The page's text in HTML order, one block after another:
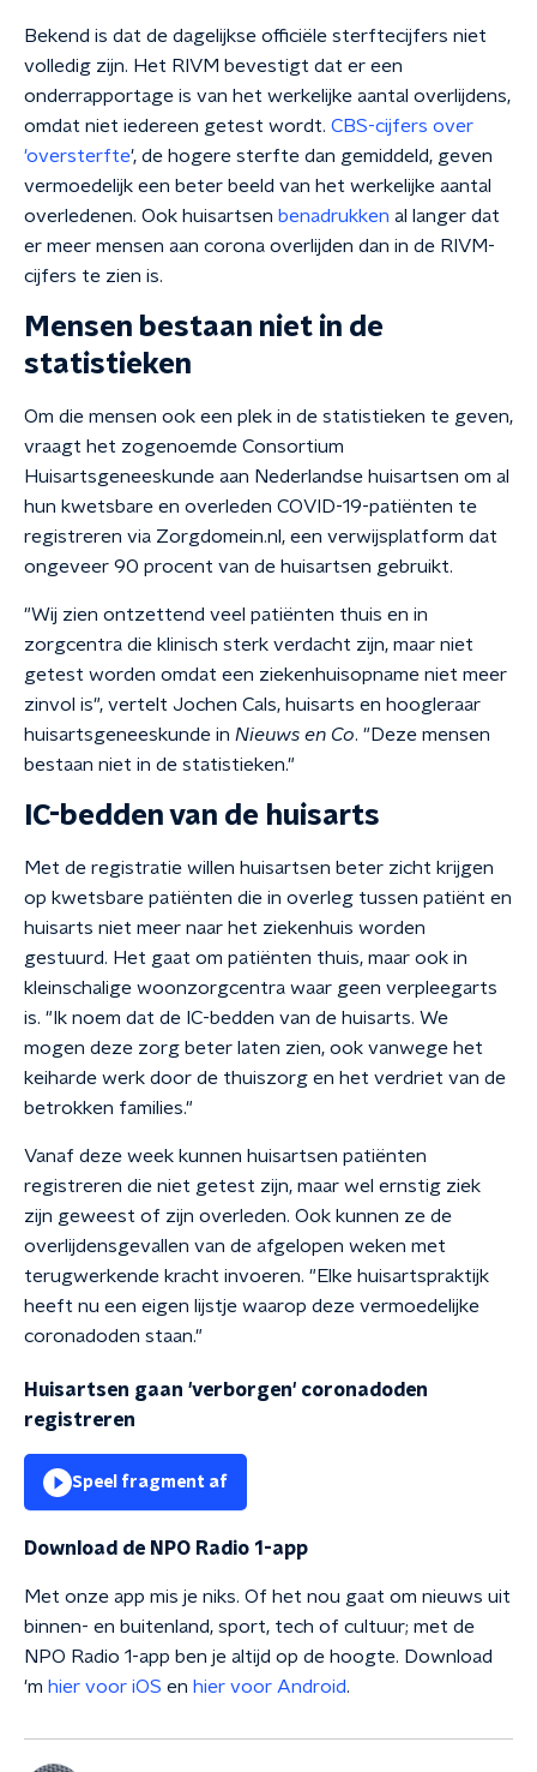
Bekend is dat de dagelijkse officiële sterftecijfers niet
volledig zijn. Het RIVM bevestigt dat er een
onderrapportage is van het werkelijke aantal overlijdens,
omdat niet iedereen getest wordt. CBS-cijfers over
'oversterfte', de hogere sterfte dan gemiddeld, geven
vermoedelijk een beter beeld van het werkelijke aantal
overledenen. Ook huisartsen benadrukken al langer dat
er meer mensen aan corona overlijden dan in de RIVM-
cijfers te zien is.
Mensen bestaan niet in de
statistieken
Om die mensen ook een plek in de statistieken te geven,
vraagt het zogenoemde Consortium
Huisartsgeneeskunde aan Nederlandse huisartsen om al
hun kwetsbare en overleden COVID-19-patiënten te
registreren via Zorgdomein.nl, een verwijsplatform dat
ongeveer 90 procent van de huisartsen gebruikt.
"Wij zien ontzettend veel patiënten thuis en in
zorgcentra die klinisch sterk verdacht zijn, maar niet
getest worden omdat een ziekenhuisopname niet meer
zinvol is", vertelt Jochen Cals, huisarts en hoogleraar
huisartsgeneeskunde in Nieuws en Co. "Deze mensen
bestaan niet in de statistieken."
IC-bedden van de huisarts
Met de registratie willen huisartsen beter zicht krijgen
op kwetsbare patiënten die in overleg tussen patiënt en
huisarts niet meer naar het ziekenhuis worden
gestuurd. Het gaat om patiënten thuis, maar ook in
kleinschalige woonzorgcentra waar geen verpleegarts
is. "Ik noem dat de IC-bedden van de huisarts. We
mogen deze zorg beter laten zien, ook vanwege het
keiharde werk door de thuiszorg en het verdriet van de
betrokken families."
Vanaf deze week kunnen huisartsen patiënten
registreren die niet getest zijn, maar wel ernstig ziek
zijn geweest of zijn overleden. Ook kunnen ze de
overlijdensgevallen van de afgelopen weken met
terugwerkende kracht invoeren. "Elke huisartspraktijk
heeft nu een eigen lijstje waarop deze vermoedelijke
coronadoden staan."
Huisartsen gaan 'verborgen' coronadoden
registreren
Speel fragment af
Download de NPO Radio 1-app
Met onze app mis je niks. Of het nou gaat om nieuws uit
binnen- en buitenland, sport, tech of cultuur; met de
NPO Radio 1-app ben je altijd op de hoogte. Download
'm hier voor iOS en hier voor Android.